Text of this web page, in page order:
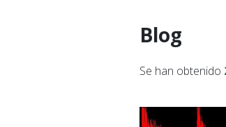
Blog
Se han obtenido